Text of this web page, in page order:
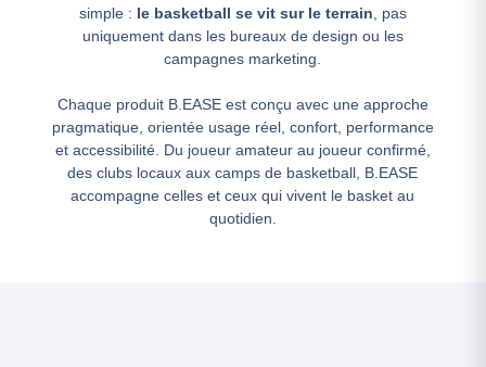
simple : le basketball se vit sur le terrain , pas
uniquement dans les bureaux de design ou les
campagnes marketing.
Chaque produit B.EASE est conçu avec une approche
pragmatique, orientée usage réel, confort, performance
et accessibilité. Du joueur amateur au joueur confirmé,
des clubs locaux aux camps de basketball, B.EASE
accompagne celles et ceux qui vivent le basket au
quotidien.